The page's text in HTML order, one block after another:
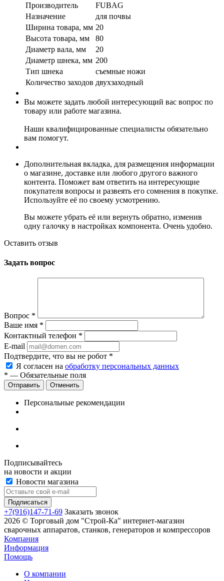
Производитель
FUBAG
Назначение
для почвы
Ширина товара, мм 20
Высота товара, мм
80
Диаметр вала, мм
20
Диаметр шнека, мм 200
Тип шнека
съемные ножи
Количество заходов двухзаходный
Вы можете задать любой интересующий вас вопрос по
товару или работе магазина.
Наши квалифицированные специалисты обязательно
вам помогут.
Дополнительная вкладка, для размещения информации
о магазине, доставке или любого другого важного
контента. Поможет вам ответить на интересующие
покупателя вопросы и развеять его сомнения в покупке.
Используйте её по своему усмотрению.
Вы можете убрать её или вернуть обратно, изменив
одну галочку в настройках компонента. Очень удобно.
Оставить отзыв
Задать вопрос
Вопрос *
Ваше имя *
Контактный телефон *
E-mail
Подтвердите, что вы не робот *
Я согласен на обработку персональных данных
* — Обязательные поля
Отменить
Персональные рекомендации
Подписывайтесь
на новости и акции
Новости магазина
+7(916)147-71-69 Заказать звонок
2026 © Торговый дом "Строй-Ка" интернет-магазин
сварочных аппаратов, станков, генераторов и компрессоров
Компания
Информация
Помощь
О компании